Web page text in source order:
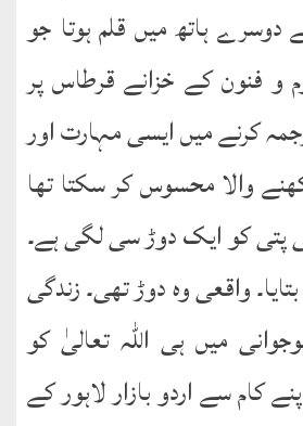
دوسرے ہاتھ میں قلم ہوتا جو
و فنون کے خزانے قرطاس پر
کرنے میں ایسی مہارت اور
والا محسوس کر سکتا تھا
پتی کو ایک دوڑ سی لگی ہے۔
واقعی وہ دوڑ تھی۔ زندگی
میں ہی اللہ تعالیٰ کو
کام سے اردو بازار لاہور کے